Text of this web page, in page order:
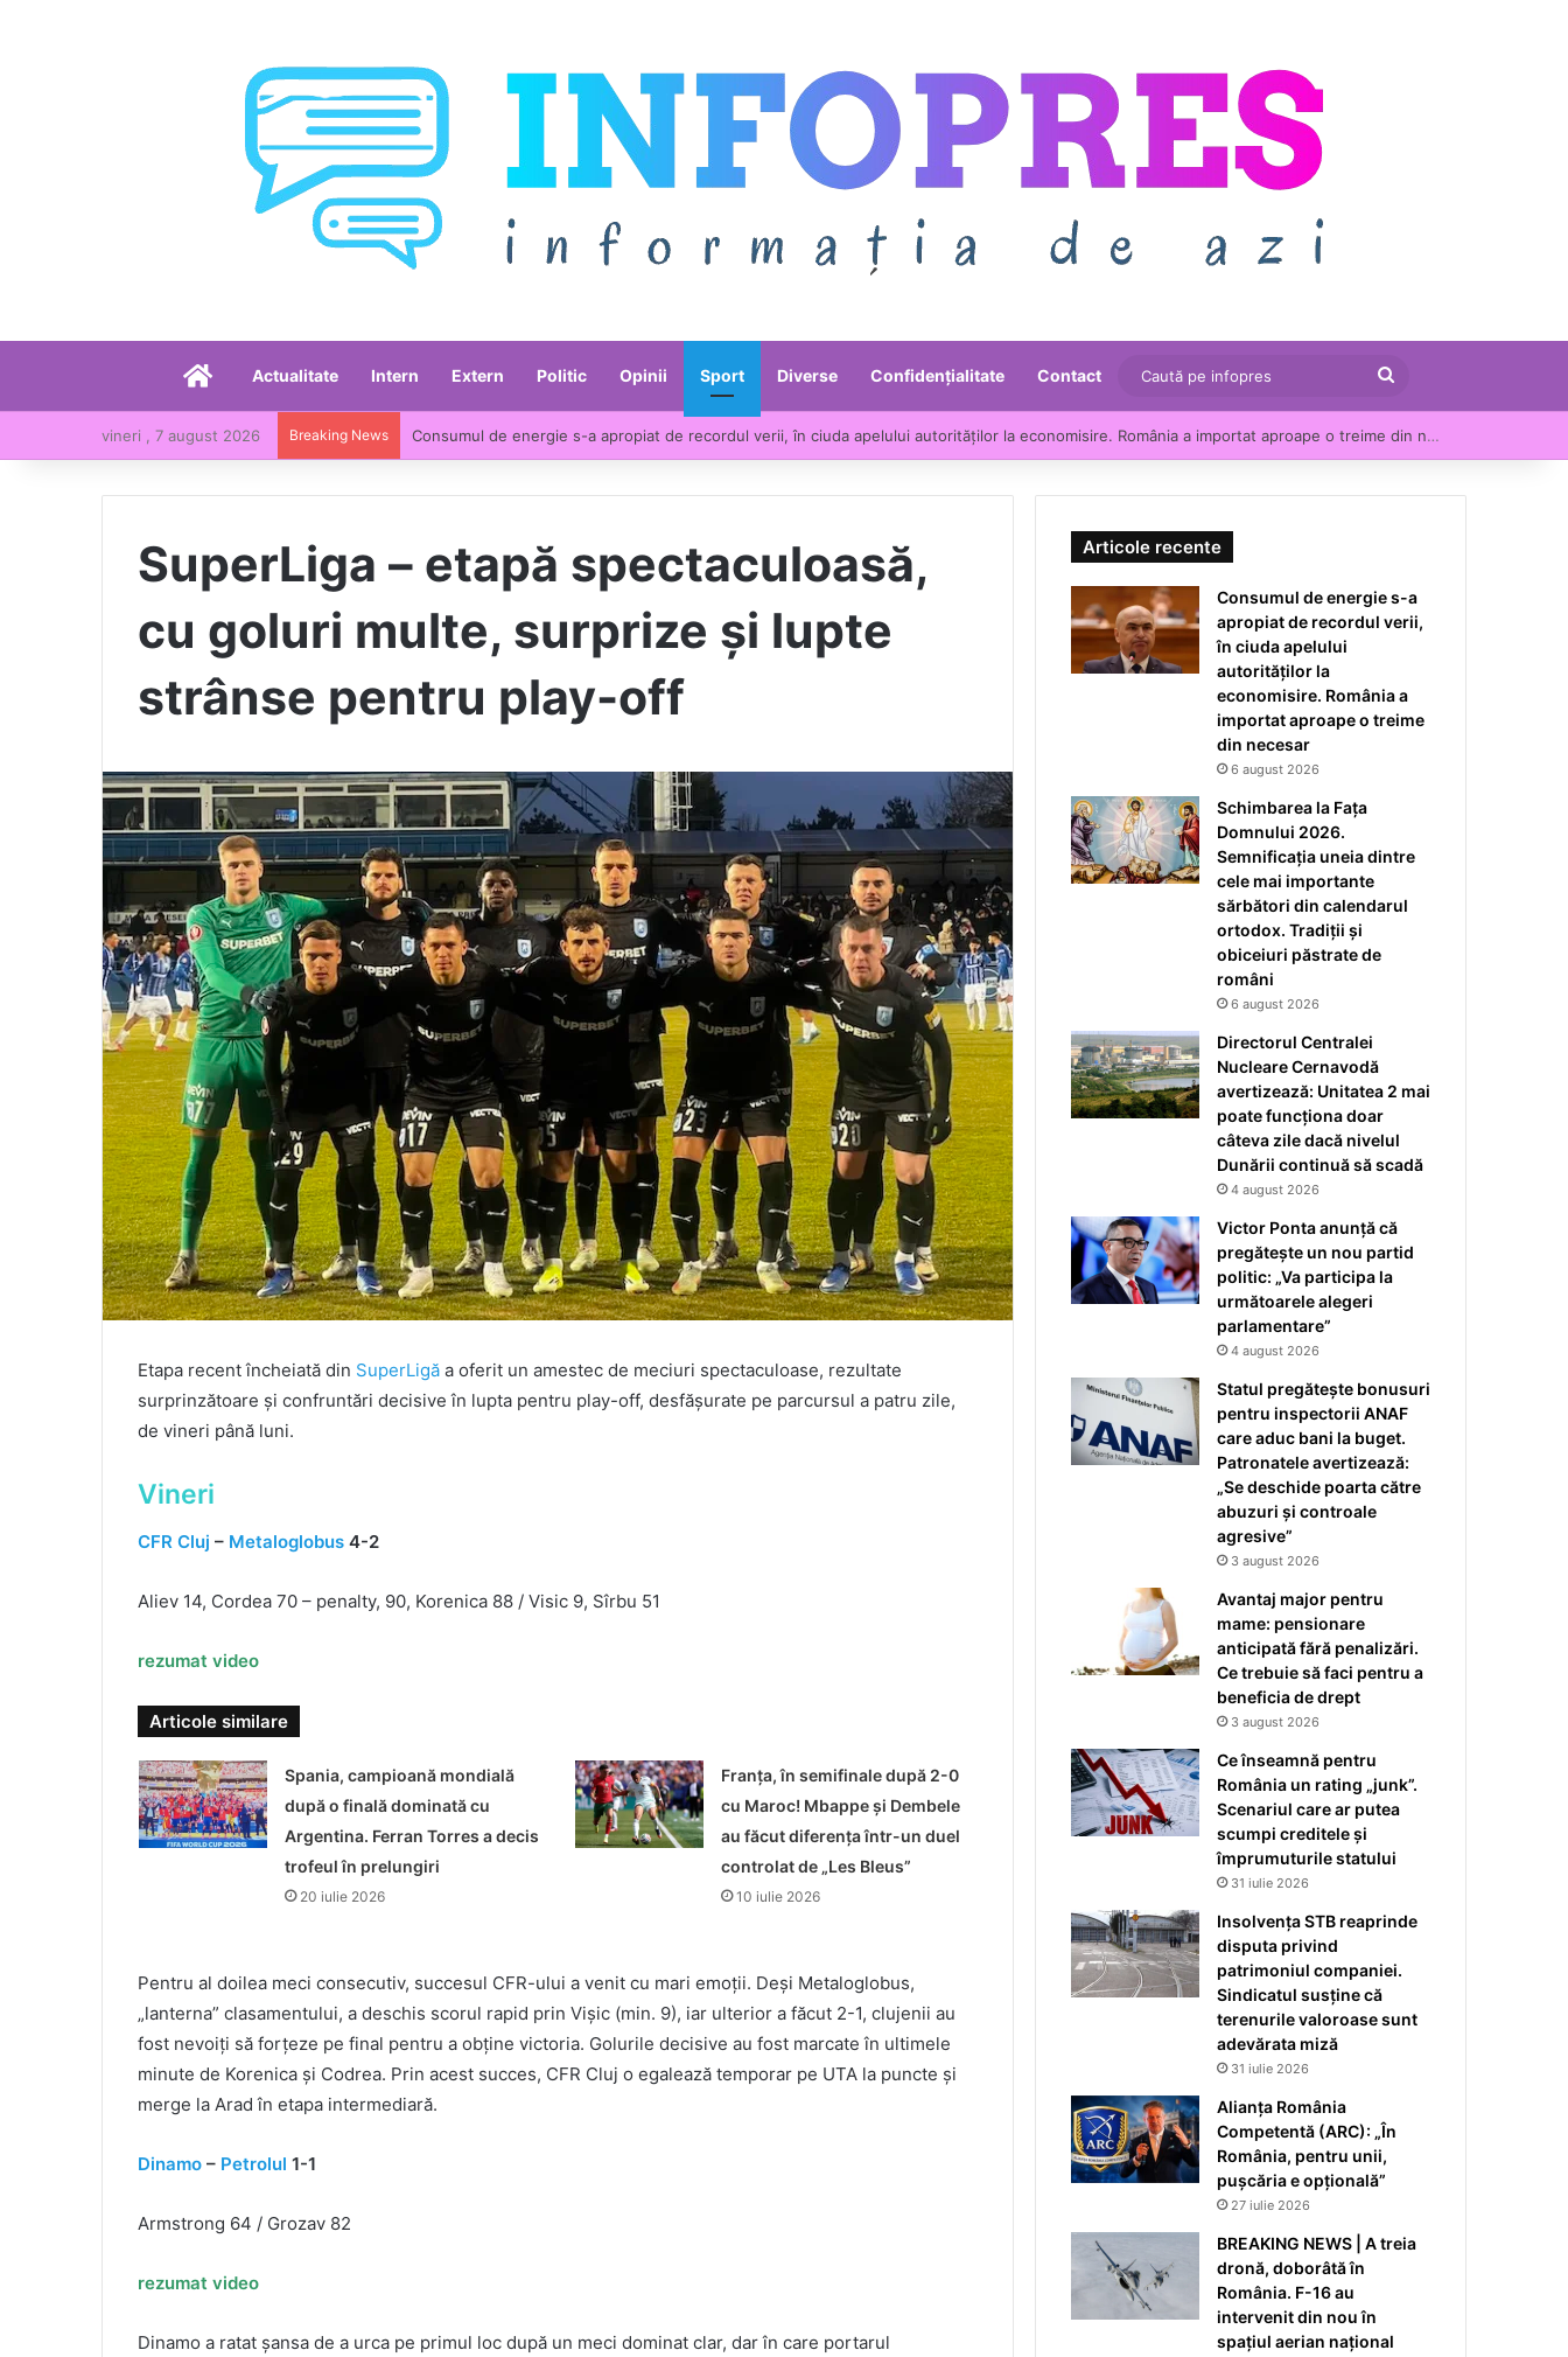
AcasăActualitate Intern Extern Politic Opinii Sport Diverse Confidențialitate Contact
Caută
pe
infopres
vineri , 7 august 2026 Breaking News Consumul de energie s-a apropiat de recordul verii, în ciuda apelului autorităților la economisire. România a importat aproape o treime din necesar
SuperLiga – etapă spectaculoasă,
cu goluri multe, surprize și lupte
strânse pentru play-off
Etapa recent încheiată din SuperLigă a oferit un amestec de meciuri spectaculoase, rezultate
surprinzătoare și confruntări decisive în lupta pentru play-off, desfășurate pe parcursul a patru zile,
de vineri până luni.
Vineri
CFR Cluj – Metaloglobus 4-2
Aliev 14, Cordea 70 – penalty, 90, Korenica 88 / Visic 9, Sîrbu 51
rezumat video
Articole similare
Spania, campioană mondială
după o finală dominată cu
Argentina. Ferran Torres a decis
trofeul în prelungiri
20 iulie 2026
Franța, în semifinale după 2-0
cu Maroc! Mbappe și Dembele
au făcut diferența într-un duel
controlat de „Les Bleus”
10 iulie 2026
Pentru al doilea meci consecutiv, succesul CFR-ului a venit cu mari emoții. Deși Metaloglobus,
„lanterna” clasamentului, a deschis scorul rapid prin Vișic (min. 9), iar ulterior a făcut 2-1, clujenii au
fost nevoiți să forțeze pe final pentru a obține victoria. Golurile decisive au fost marcate în ultimele
minute de Korenica și Codrea. Prin acest succes, CFR Cluj o egalează temporar pe UTA la puncte și
merge la Arad în etapa intermediară.
Dinamo – Petrolul 1-1
Armstrong 64 / Grozav 82
rezumat video
Dinamo a ratat șansa de a urca pe primul loc după un meci dominat clar, dar în care portarul
Articole recente
Consumul de energie s-a
apropiat de recordul verii,
în ciuda apelului
autorităților la
economisire. România a
importat aproape o treime
din necesar
6 august 2026
Schimbarea la Fața
Domnului 2026.
Semnificația uneia dintre
cele mai importante
sărbători din calendarul
ortodox. Tradiții și
obiceiuri păstrate de
români
6 august 2026
Directorul Centralei
Nucleare Cernavodă
avertizează: Unitatea 2 mai
poate funcționa doar
câteva zile dacă nivelul
Dunării continuă să scadă
4 august 2026
Victor Ponta anunță că
pregătește un nou partid
politic: „Va participa la
următoarele alegeri
parlamentare”
4 august 2026
Statul pregătește bonusuri
pentru inspectorii ANAF
care aduc bani la buget.
Patronatele avertizează:
„Se deschide poarta către
abuzuri și controale
agresive”
3 august 2026
Avantaj major pentru
mame: pensionare
anticipată fără penalizări.
Ce trebuie să faci pentru a
beneficia de drept
3 august 2026
Ce înseamnă pentru
România un rating „junk”.
Scenariul care ar putea
scumpi creditele și
împrumuturile statului
31 iulie 2026
Insolvența STB reaprinde
disputa privind
patrimoniul companiei.
Sindicatul susține că
terenurile valoroase sunt
adevărata miză
31 iulie 2026
Alianța România
Competentă (ARC): „În
România, pentru unii,
pușcăria e opțională”
27 iulie 2026
BREAKING NEWS | A treia
dronă, doborâtă în
România. F-16 au
intervenit din nou în
spațiul aerian național